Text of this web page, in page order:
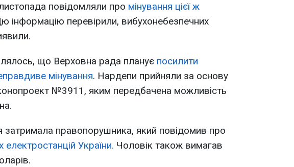
повідомляли про мінування цієї ж
інформацію перевірили, вибухонебезпечних
що Верховна рада планує посилити
мінування. Нардепи прийняли за основу
№3911, яким передбачена можливість
затримала правопорушника, який повідомив про
електростанцій України. Чоловік також вимагав